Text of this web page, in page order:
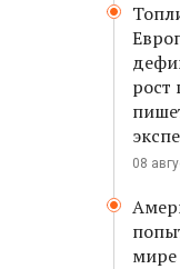
рост
08
мире